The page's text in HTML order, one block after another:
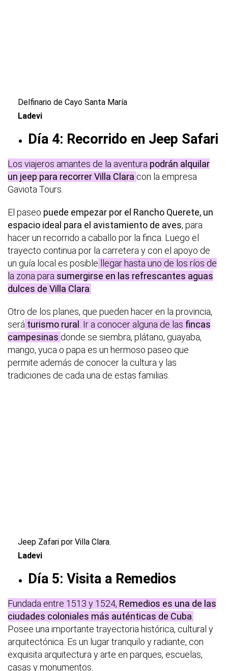
Delfinario de Cayo Santa María
Ladevi
Día 4: Recorrido en Jeep Safari
Los viajeros amantes de la aventura podrán alquilar
un jeep para recorrer Villa Clara con la empresa
Gaviota Tours.
El paseo puede empezar por el Rancho Querete, un
espacio ideal para el avistamiento de aves, para
hacer un recorrido a caballo por la finca. Luego el
trayecto continua por la carretera y con el apoyo de
un guía local es posible llegar hasta uno de los ríos de
la zona para sumergirse en las refrescantes aguas
dulces de Villa Clara
Otro de los planes, que pueden hacer en la provincia,
será turismo rural . Ir a conocer alguna de las fincas
campesinas donde se siembra, plátano, guayaba,
mango, yuca o papa es un hermoso paseo que
permite además de conocer la cultura y las
tradiciones de cada una de estas familias.
Jeep Zafari por Villa Clara.
Ladevi
Día 5: Visita a Remedios
Fundada entre 1513 y 1524, Remedios es una de las
ciudades coloniales más auténticas de Cuba
Posee una importante trayectoria histórica, cultural y
arquitectónica. Es un lugar tranquilo y radiante, con
exquisita arquitectura y arte en parques, escuelas,
casas y monumentos.